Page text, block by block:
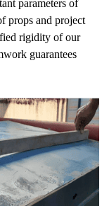
parameters of
props and project
rigidity of our
guarantees